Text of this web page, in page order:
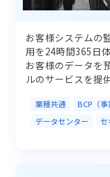
お客様システムの
用を24時間365日
お客様のデータを
ルのサービスを提
業種共通 BCP（事
データセンター
セ